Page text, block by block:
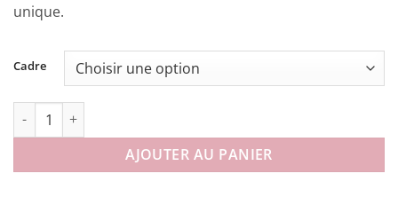
unique.
Cadre
quantité de Carte Pensées 2
AJOUTER AU PANIER